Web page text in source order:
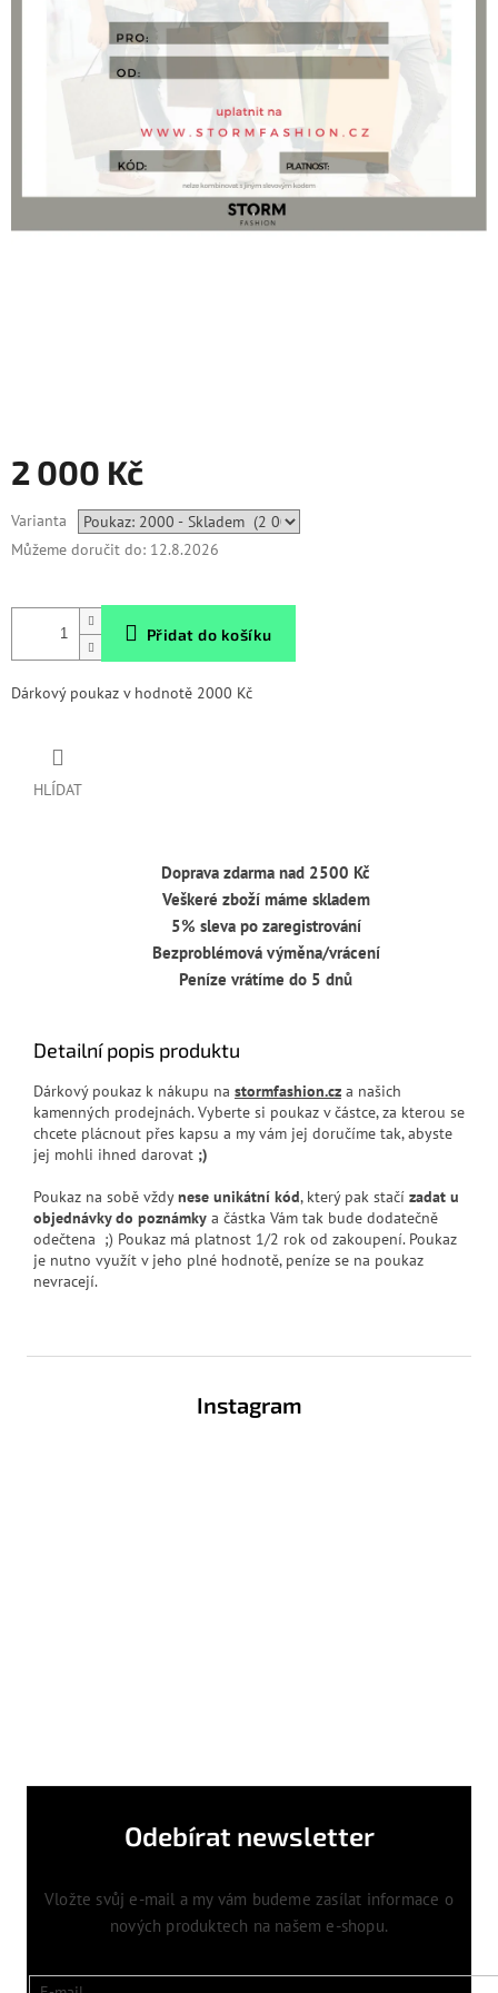
2 000 Kč
cena:
Varianta
Můžeme doručit do: 12.8.2026
Přidat do košíku
Dárkový poukaz v hodnotě 2000 Kč
HLÍDAT
Doprava zdarma nad 2500 Kč
Veškeré zboží máme skladem
5% sleva po zaregistrování
Bezproblémová výměna/vrácení
Peníze vrátíme do 5 dnů
Detailní popis produktu
Dárkový poukaz k nákupu na stormfashion.cz a našich
kamenných prodejnách. Vyberte si poukaz v částce, za kterou se
chcete plácnout přes kapsu a my vám jej doručíme tak, abyste
jej mohli ihned darovat ;)
Poukaz na sobě vždynese unikátní kód, který pak stačí zadat u
objednávky do poznámky a částka Vám tak bude dodatečně
odečtena ;) Poukaz má platnost 1/2 rok od zakoupení. Poukaz
je nutno využít v jeho plné hodnotě, peníze se na poukaz
nevracejí.
Instagram
Odebírat newsletter
Vložte svůj e-mail a my vám budeme zasílat informace o
nových produktech na našem e-shopu.